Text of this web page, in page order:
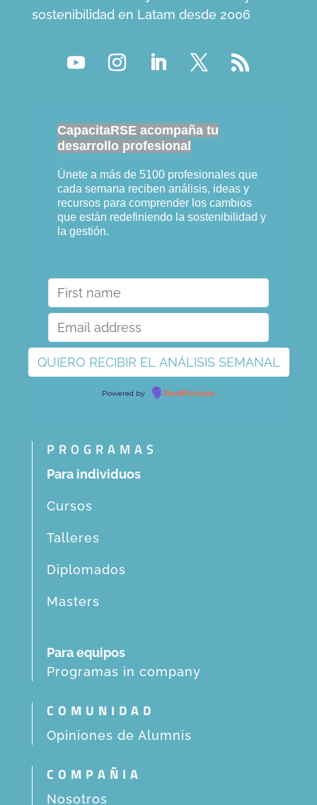
sostenibilidad en Latam desde 2006
CapacitaRSE acompaña tu
desarrollo profesional
Únete a más de 5100 profesionales que
cada semana reciben análisis, ideas y
recursos para comprender los cambios
que están redefiniendo la sostenibilidad y
la gestión.
Powered by EmailOctopus
PROGRAMAS
Para individuos
Cursos
Talleres
Diplomados
Masters
Para equipos
Programas in company
COMUNIDAD
Opiniones de Alumnis
COMPAÑIA
Nosotros